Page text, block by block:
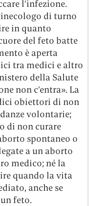
l’infezione.
di turno
in quanto
del feto batte
è aperta
tra medici e altro
della Salute
non c’entra». La
obiettori di non
volontarie;
di non curare
spontaneo o
a un aborto
medico; né la
quando la vita
anche se
feto.